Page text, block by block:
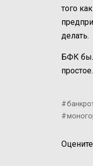
того
делать.
БФК был